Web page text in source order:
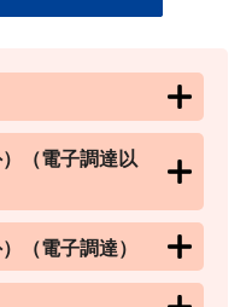
（電子調達以
（電子調達）